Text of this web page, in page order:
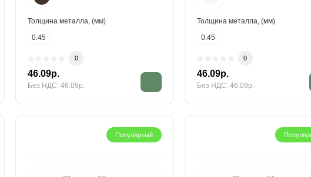
Толщина металла, (мм)
0.45
0
46.09р.
Без НДС: 46.09р.
Толщина металла, (мм)
0.45
0
46.09р.
Без НДС: 46.09р.
Популярный